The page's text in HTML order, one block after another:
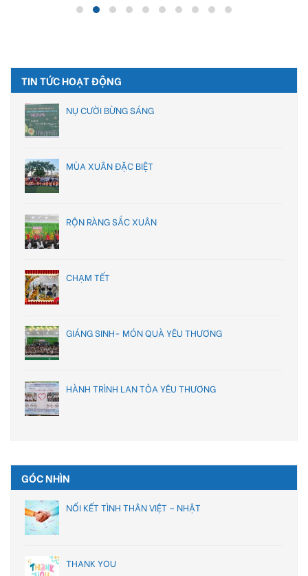
TIN TỨC HOẠT ĐỘNG
NỤ CƯỜI BỪNG SÁNG
MÙA XUÂN ĐẶC BIỆT
RỘN RÀNG SẮC XUÂN
CHẠM TẾT
GIÁNG SINH- MÓN QUÀ YÊU THƯƠNG
HÀNH TRÌNH LAN TỎA YÊU THƯƠNG
GÓC NHÌN
NỐI KẾT TÌNH THÂN VIỆT – NHẬT
THANK YOU